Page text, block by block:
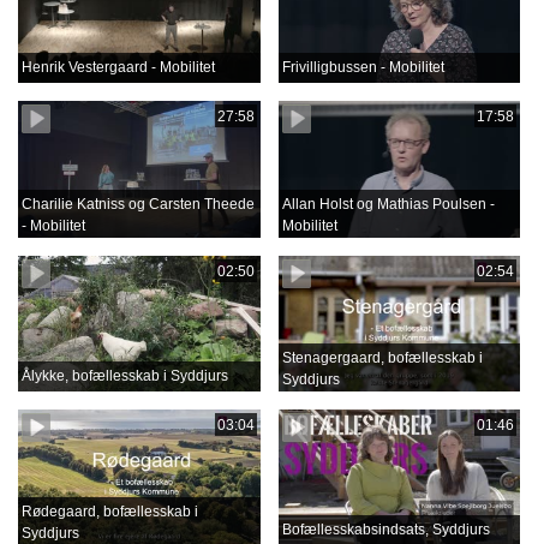
Henrik Vestergaard - Mobilitet Frivilligbussen - Mobilitet
27:58
Charilie Katniss og Carsten Theede
- Mobilitet
17:58
Allan Holst og Mathias Poulsen -
Mobilitet
02:50
Ålykke, bofællesskab i Syddjurs
02:54
Stenagergaard, bofællesskab i
Syddjurs
03:04
Rødegaard, bofællesskab i
Syddjurs
01:46
Bofællesskabsindsats, Syddjurs